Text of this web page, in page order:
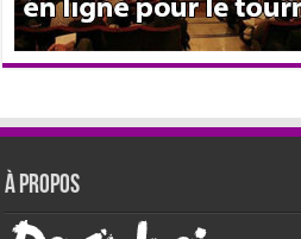
À propos